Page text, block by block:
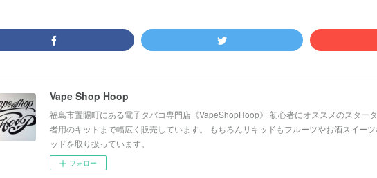
Vape Shop Hoop
福島市置賜町にある電子タバコ専門店《VapeShopHoop》 初心者にオススメのスター
者用のキットまで幅広く販売しています。 もちろんリキッドもフルーツやお酒スイー
ッドを取り扱っています。
フォロー